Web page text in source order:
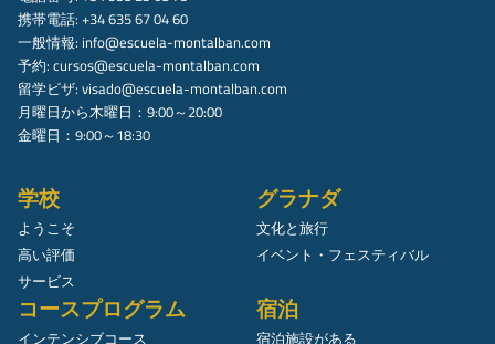
携帯電話: +34 635 67 04 60
一般情報: info@escuela-montalban.com
予約: cursos@escuela-montalban.com
留学ビザ: visado@escuela-montalban.com
月曜日から木曜日：9:00～20:00
金曜日：9:00～18:30
学校
ようこそ
高い評価
サービス
グラナダ
文化と旅行
イベント・フェスティバル
コースプログラム
インテンシブコース
宿泊
宿泊施設がある